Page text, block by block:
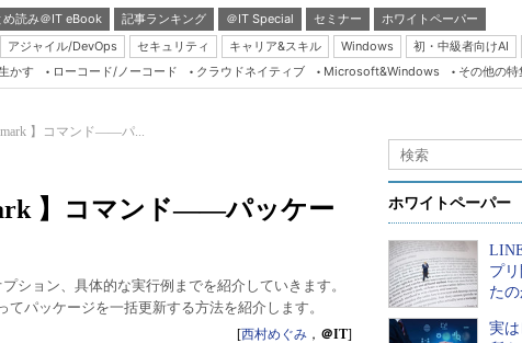
め読み＠IT eBook 記事ランキング ＠IT Special セミナー
ホワイトペーパー
アジャイル/DevOps セキュリティ キャリア&スキル Windows 初・中級者向けAI
Server & Storage
Database Expert
Linux ＆ OSS
Master of IP Network
かす ローコード/ノーコード クラウドネイティブ Microsoft&Windows その他の特
mark 】コマンド――パ...
】コマンド――パッケー
ション、具体的な実行例までを紹介していきます。
パッケージを一括更新する方法を紹介します。
[西村めぐみ ， ＠IT]
ホワイトペーパー
プ
たの
実